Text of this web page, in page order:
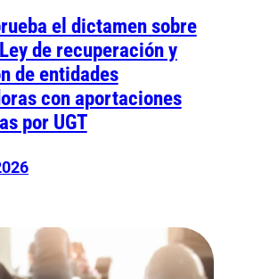
el dictamen sobre
de recuperación y
de entidades
con aportaciones
por UGT